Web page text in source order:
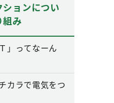
ションについ
組み
」ってなーん
カラで電気をつ